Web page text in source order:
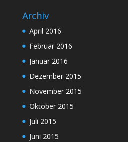
Archiv
April 2016
Februar 2016
Januar 2016
Dezember 2015
November 2015
Oktober 2015
Juli 2015
Juni 2015